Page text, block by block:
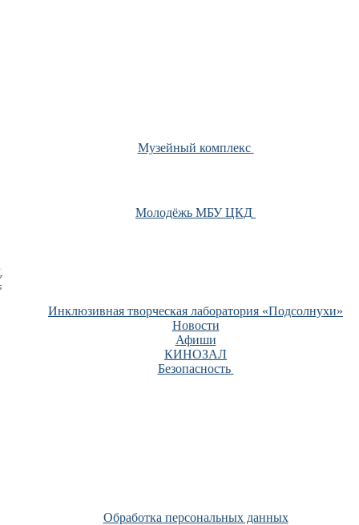
Музейный комплекс
Молодёжь МБУ ЦКД
Инклюзивная творческая лаборатория «Подсолнухи»
Новости
Афиши
КИНОЗАЛ
Безопасность
Обработка персональных данных